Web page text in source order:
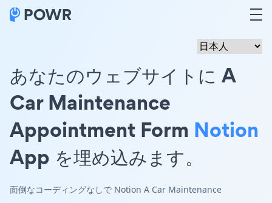
あなたのウェブサイトに A
Car Maintenance
Appointment Form Notion
App を埋め込みます。
面倒なコーディングなしで Notion A Car Maintenance